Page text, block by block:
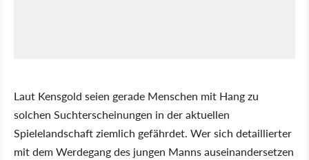
Laut Kensgold seien gerade Menschen mit Hang zu
solchen Suchterscheinungen in der aktuellen
Spielelandschaft ziemlich gefährdet. Wer sich detaillierter
mit dem Werdegang des jungen Manns auseinandersetzen